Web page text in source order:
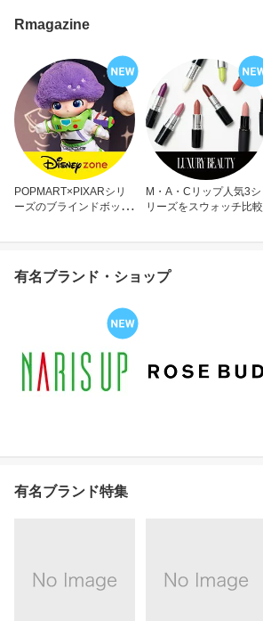
Rmagazine
POPMART×PIXARシリ
ーズのブラインドボック
M・A・Cリップ人気3シ
リーズをスウォッチ比較
有名ブランド・ショップ
有名ブランド特集